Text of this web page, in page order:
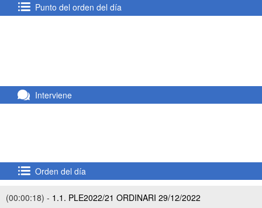
Punto del orden del día
Interviene
Orden del día
(00:00:18) - 1.1. PLE2022/21 ORDINARI 29/12/2022